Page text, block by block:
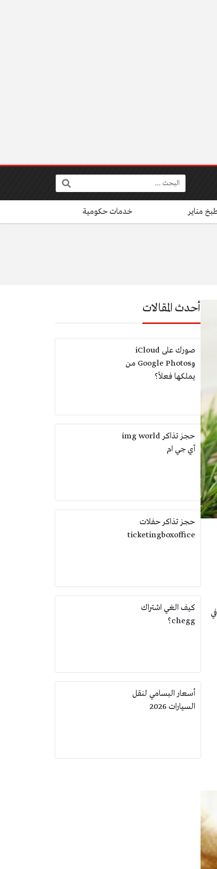
البحث:
مناير خدمات حكومية
أحدث المقالات
صورك على iCloud
وGoogle Photos من
يملكها فعلاً؟
حجز تذاكر img world
آي جي ام
حجز تذاكر حفلات
ticketingboxoffice
كيف الغي اشتراك
chegg؟
أسعار البسامي لنقل
السيارات 2026